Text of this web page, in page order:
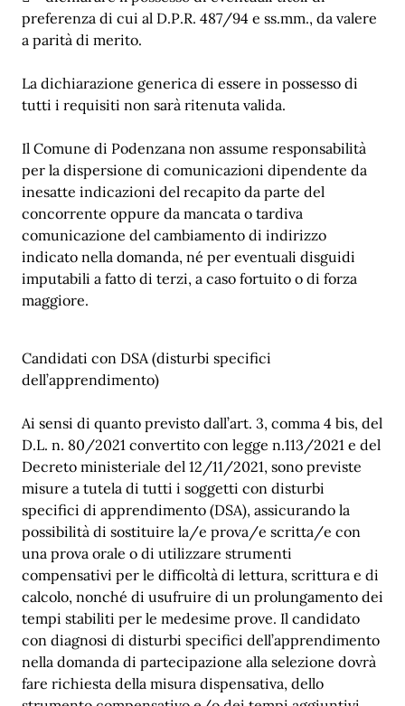
preferenza di cui al D.P.R. 487/94 e ss.mm., da valere
a parità di merito.
La dichiarazione generica di essere in possesso di
tutti i requisiti non sarà ritenuta valida.
Il Comune di Podenzana non assume responsabilità
per la dispersione di comunicazioni dipendente da
inesatte indicazioni del recapito da parte del
concorrente oppure da mancata o tardiva
comunicazione del cambiamento di indirizzo
indicato nella domanda, né per eventuali disguidi
imputabili a fatto di terzi, a caso fortuito o di forza
maggiore.
Candidati con DSA (disturbi specifici
dell’apprendimento)
Ai sensi di quanto previsto dall’art. 3, comma 4 bis, del
D.L. n. 80/2021 convertito con legge n.113/2021 e del
Decreto ministeriale del 12/11/2021, sono previste
misure a tutela di tutti i soggetti con disturbi
specifici di apprendimento (DSA), assicurando la
possibilità di sostituire la/e prova/e scritta/e con
una prova orale o di utilizzare strumenti
compensativi per le difficoltà di lettura, scrittura e di
calcolo, nonché di usufruire di un prolungamento dei
tempi stabiliti per le medesime prove. Il candidato
con diagnosi di disturbi specifici dell’apprendimento
nella domanda di partecipazione alla selezione dovrà
fare richiesta della misura dispensativa, dello